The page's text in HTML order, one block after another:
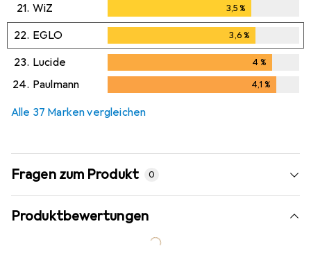
21. WiZ 3,5%
22. EGLO 3,6%
23. Lucide 4 %
24. Paulmann 4,1 %
Alle 37 Marken vergleichen
Fragen zum Produkt 0
Produktbewertungen